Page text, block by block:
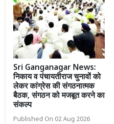
Sri Ganganagar News:
निकाय व पंचायतीराज चुनावों को
लेकर कांग्रेस की संगठनात्मक
बैठक, संगठन को मजबूत करने का
संकल्प
Published On 02 Aug 2026